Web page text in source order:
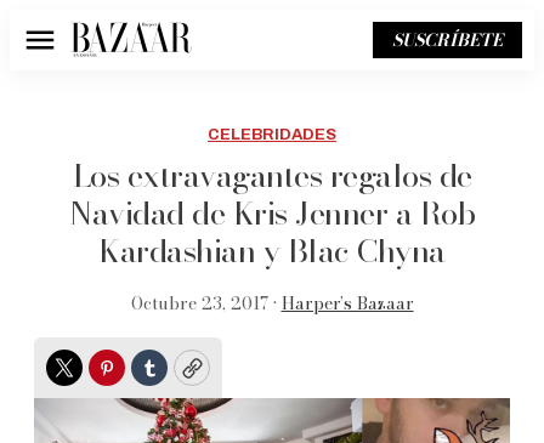
Menú SUSCRÍBETE
CELEBRIDADES
Los extravagantes regalos de
Navidad de Kris Jenner a Rob
Kardashian y Blac Chyna
Octubre 23, 2017 • Harper’s Bazaar
TwitterPinterest
TumblrCopy